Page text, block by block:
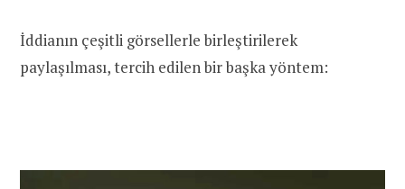
İddianın çeşitli görsellerle birleştirilerek
paylaşılması, tercih edilen bir başka yöntem: